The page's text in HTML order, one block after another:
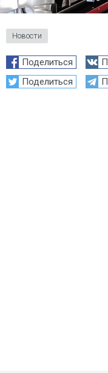
Новости
Поделиться
Поделиться